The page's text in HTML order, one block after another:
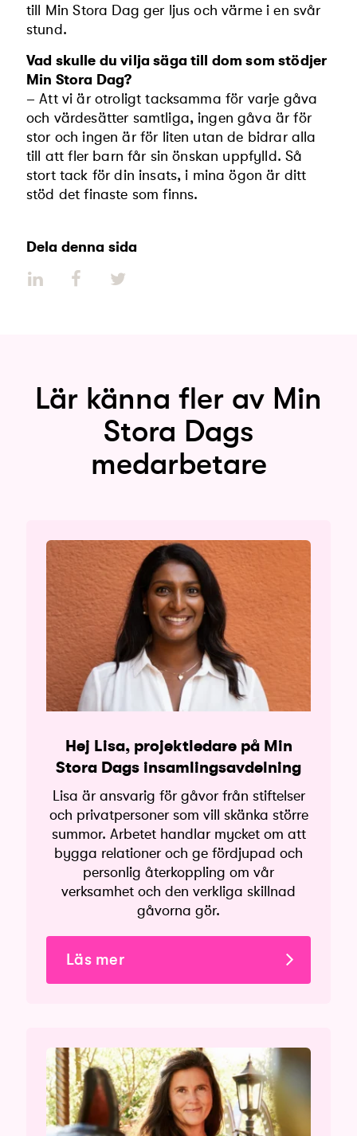
till Min Stora Dag ger ljus och värme i en svår
stund.
Vad skulle du vilja säga till dom som stödjer
Min Stora Dag?
– Att vi är otroligt tacksamma för varje gåva
och värdesätter samtliga, ingen gåva är för
stor och ingen är för liten utan de bidrar alla
till att fler barn får sin önskan uppfylld. Så
stort tack för din insats, i mina ögon är ditt
stöd det finaste som finns.
Dela denna sida
Lär känna fler av Min
Stora Dags
medarbetare
Hej Lisa, projektledare på Min
Stora Dags insamlingsavdelning
Lisa är ansvarig för gåvor från stiftelser
och privatpersoner som vill skänka större
summor. Arbetet handlar mycket om att
bygga relationer och ge fördjupad och
personlig återkoppling om vår
verksamhet och den verkliga skillnad
gåvorna gör.
Läs mer